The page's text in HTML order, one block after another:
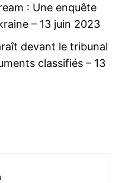
: Une enquête
– 13 juin 2023
devant le tribunal
classifiés – 13